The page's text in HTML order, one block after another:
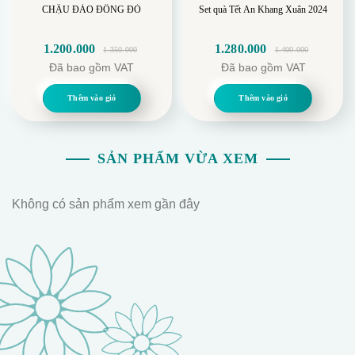
CHẬU ĐÀO ĐÔNG ĐỎ
1.350.000
gốc
là:
1.350.000.
1.200.000
hiện
tại
là:
1.200.000.
Đã bao gồm VAT
Thêm vào giỏ
Set quà Tết An Khang Xuân 2024
1.400.000
gốc
là:
1.400.000.
1.280.000
hiện
tại
là:
1.280.000.
Đã bao gồm VAT
Thêm vào giỏ
SẢN PHẨM VỪA XEM
Không có sản phẩm xem gần đây